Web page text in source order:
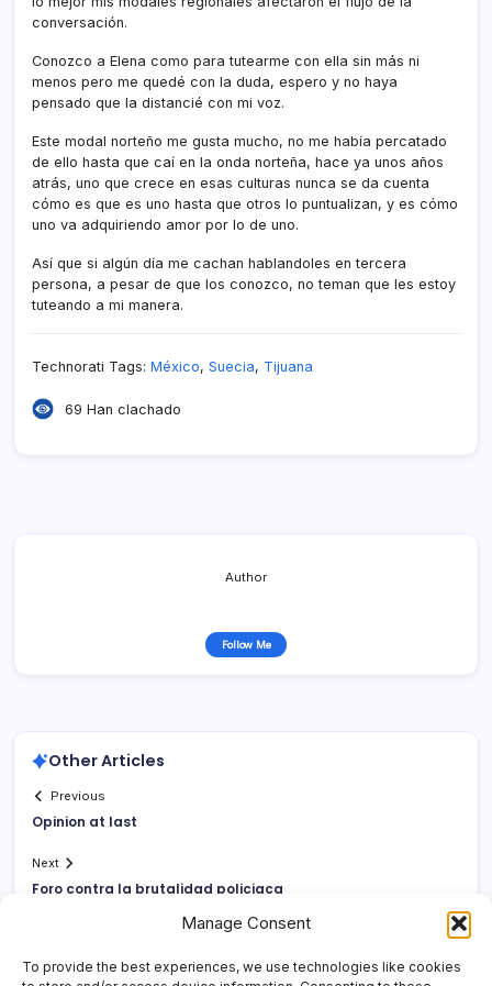
Manage Consent
To provide the best experiences, we use technologies like cookies
conversación.
Conozco a Elena como para tutearme con ella sin más ni
menos pero me quedé con la duda, espero y no haya
pensado que la distancié con mi voz.
Este modal norteño me gusta mucho, no me habí­a percatado
de ello hasta que caí­ en la onda norteña, hace ya unos años
atrás, uno que crece en esas culturas nunca se da cuenta
cómo es que es uno hasta que otros lo puntualizan, y es cómo
uno va adquiriendo amor por lo de uno.
Así­ que si algún dí­a me cachan hablandoles en tercera
persona, a pesar de que los conozco, no teman que les estoy
tuteando a mi manera.
Technorati Tags: México, Suecia, Tijuana
69 Han clachado
Author
Follow Me
Other Articles
Previous
Opinion at last
Next
Foro contra la brutalidad policiaca